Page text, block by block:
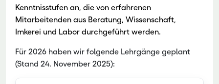
Kenntnisstufen an, die von erfahrenen
Mitarbeitenden aus Beratung, Wissenschaft,
Imkerei und Labor durchgeführt werden.
Für 2026 haben wir folgende Lehrgänge geplant
(Stand 24. November 2025):